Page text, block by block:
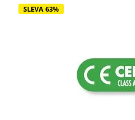
SLEVA 63%